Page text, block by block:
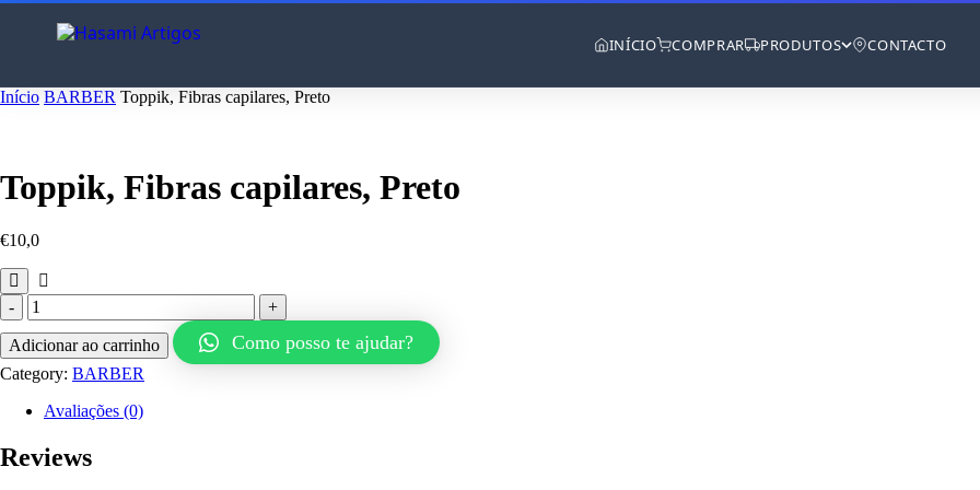
INÍCIO COMPRAR PRODUTOS CONTACTO
Início BARBER Toppik, Fibras capilares, Preto
Toppik, Fibras capilares, Preto
€10,0
Toppik,
Fibras
capilares,
Preto
quantity
Adicionar ao carrinho Como posso te ajudar?
Category: BARBER
Avaliações (0)
Reviews